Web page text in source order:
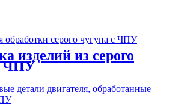
изделий из серого
ЧПУ